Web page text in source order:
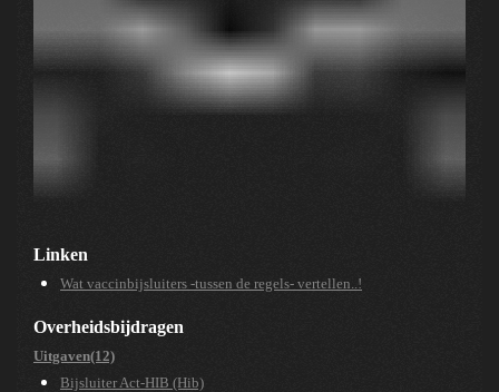
Linken
Wat vaccinbijsluiters -tussen de regels- vertellen..!
Overheidsbijdragen
Uitgaven(12)
Bijsluiter Act-HIB (Hib)